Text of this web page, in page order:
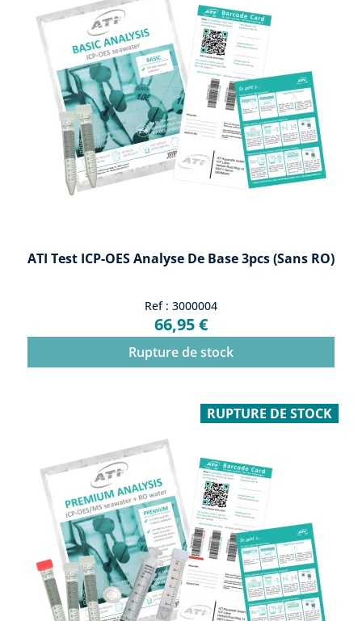
ATI Test ICP-OES Analyse De Base 3pcs (sans RO)
Ref : 3000004
66,95 €
Rupture de stock
RUPTURE DE STOCK